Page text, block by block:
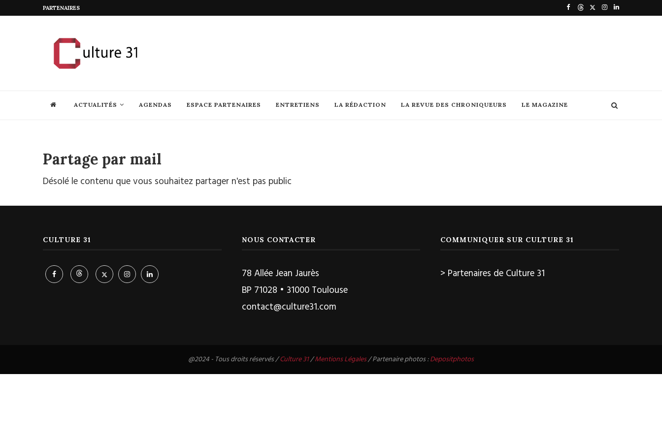
PARTENAIRES
ACTUALITÉS AGENDAS ESPACE PARTENAIRES ENTRETIENS LA RÉDACTION LA REVUE DES CHRONIQUEURS LE MAGAZINE
Partage par mail
Désolé le contenu que vous souhaitez partager n'est pas public
CULTURE 31 NOUS CONTACTER
78 Allée Jean Jaurès
BP 71028 • 31000 Toulouse
contact@culture31.com
COMMUNIQUER SUR CULTURE 31
> Partenaires de Culture 31
@2024 - Tous droits réservés /Culture 31/Mentions Légales/ Partenaire photos :Depositphotos